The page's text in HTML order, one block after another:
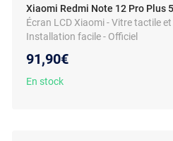
AU PANIER
Xiaomi Redmi Note 12 Pro Plus
Écran LCD Xiaomi - Vitre tactile
Installation facile - Officiel
91,90€
En stock